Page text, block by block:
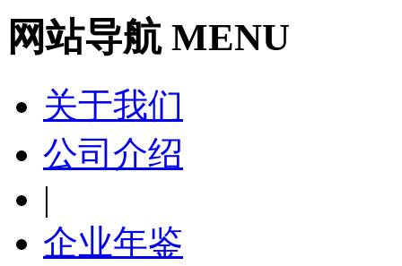
网站导航 MENU
关于我们
公司介绍
|
企业年鉴